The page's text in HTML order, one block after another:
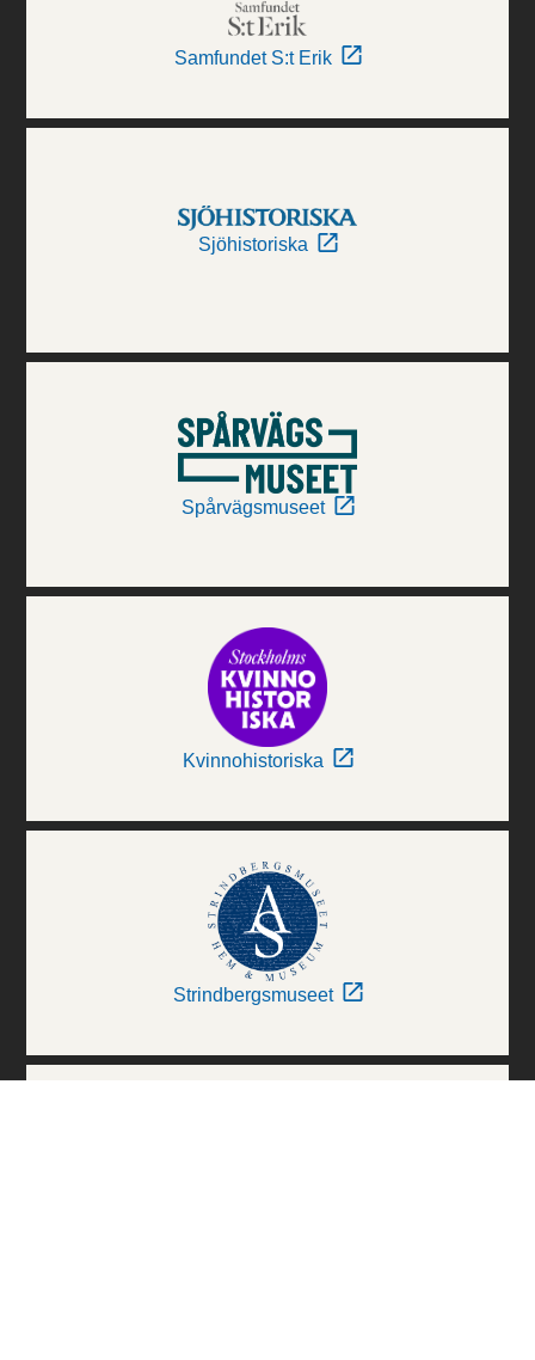
Samfundet S:t Erik
Sjöhistoriska
Spårvägsmuseet
Kvinnohistoriska
Strindbergsmuseet